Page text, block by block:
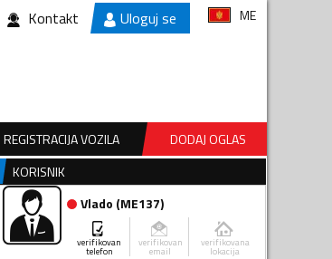
Kontakt Uloguj se ME
REGISTRACIJA VOZILA
DODAJ OGLAS
KORISNIK
Vlado (ME137)
verifikovan
telefon
verifikovan
email
verifikovana
lokacija